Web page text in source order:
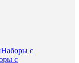
Наборы с
с